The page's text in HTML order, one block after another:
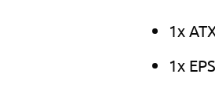
1x
1x